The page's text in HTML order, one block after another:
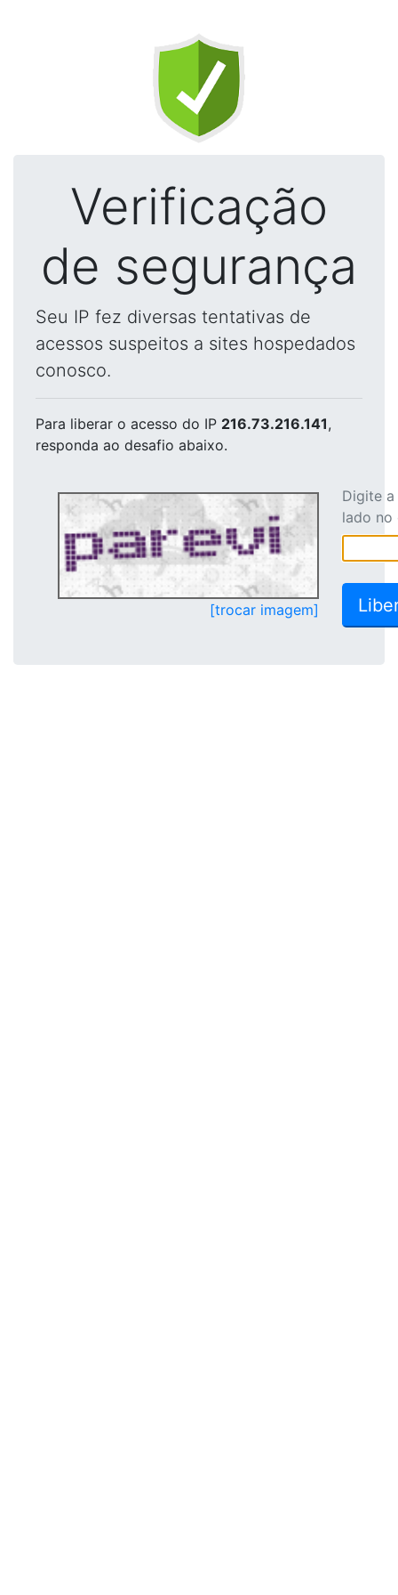
Verificação
de segurança
Seu IP fez diversas tentativas de
acessos suspeitos a sites hospedados
conosco.
Para liberar o acesso do IP 216.73.216.141,
responda ao desafio abaixo.
[trocar imagem]
Digite
lado no